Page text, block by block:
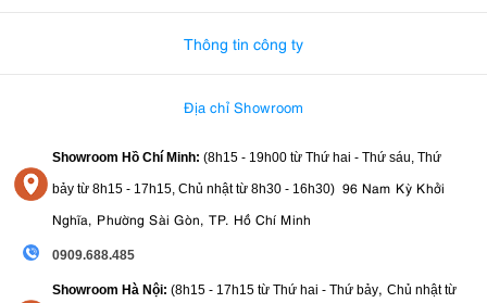
Thông tin công ty
Địa chỉ Showroom
Showroom Hồ Chí Minh: (8h15 - 19h00 từ Thứ hai - Thứ sáu, Thứ
bảy từ 8h15 - 17h15, Chủ nhật từ 8h30 - 16h30) 96 Nam Kỳ Khởi
Nghĩa, Phường Sài Gòn, TP. Hồ Chí Minh
0909.688.485
Showroom Hà Nội: (8h15 - 17h15 từ Thứ hai - Thứ bảy, Chủ nhật từ